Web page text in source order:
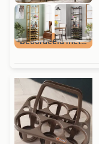
Beoordeeld met 9+